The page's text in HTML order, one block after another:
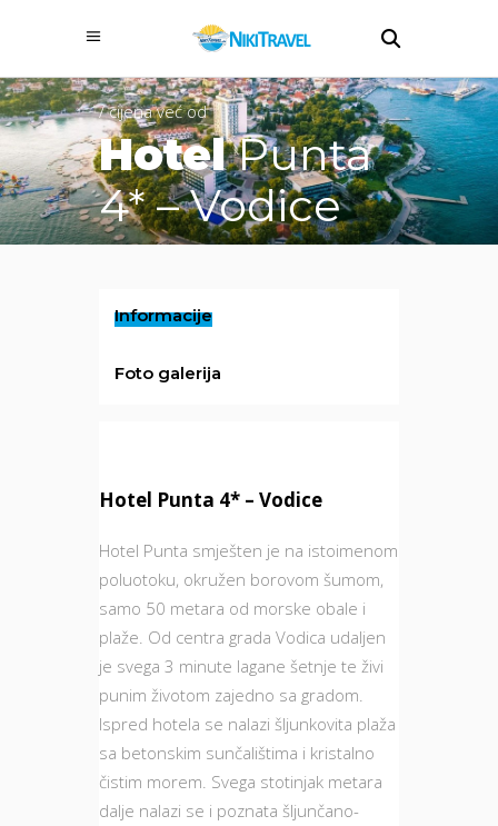
/ cijena već od
HotelPunta
4* – Vodice
Informacije
Foto galerija
Hotel Punta 4* – Vodice
Hotel Punta smješten je na istoimenom
poluotoku, okružen borovom šumom,
samo 50 metara od morske obale i
plaže. Od centra grada Vodica udaljen
je svega 3 minute lagane šetnje te živi
punim životom zajedno sa gradom.
Ispred hotela se nalazi šljunkovita plaža
sa betonskim sunčalištima i kristalno
čistim morem. Svega stotinjak metara
dalje nalazi se i poznata šljunčano-